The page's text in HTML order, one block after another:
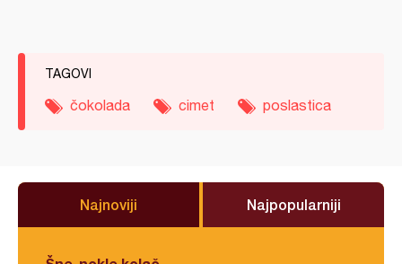
TAGOVI
čokolada cimet poslastica
Najnoviji Najpopularniji